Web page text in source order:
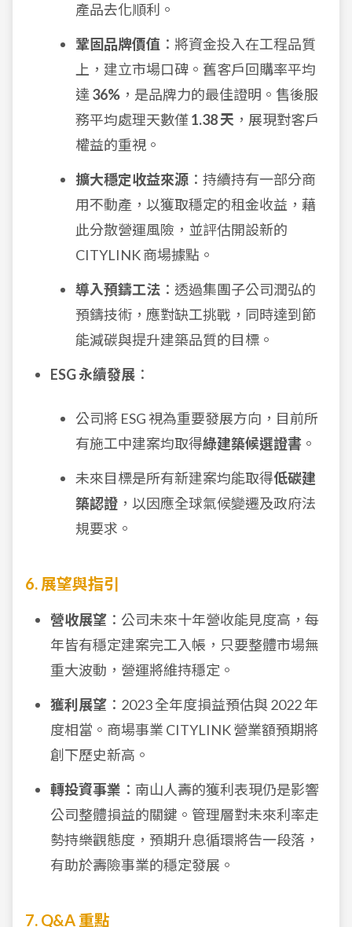
產品去化順利。
鞏固品牌價值 ：將資金投入在工程品質
上，建立市場口碑。舊客戶回購率平均
達 36% ，是品牌力的最佳證明。售後服
務平均處理天數僅1.38 天 ，展現對客戶
權益的重視。
擴大穩定收益來源 ：持續持有一部分商
用不動產，以獲取穩定的租金收益，藉
此分散營運風險，並評估開設新的
CITYLINK 商場據點。
導入預鑄工法 ：透過集團子公司潤弘的
預鑄技術，應對缺工挑戰，同時達到節
能減碳與提升建築品質的目標。
ESG 永續發展 ：
公司將 ESG 視為重要發展方向，目前所
有施工中建案均取得綠建築候選證書 。
未來目標是所有新建案均能取得低碳建
築認證 ，以因應全球氣候變遷及政府法
規要求。
6. 展望與指引
營收展望 ：公司未來十年營收能見度高，每
年皆有穩定建案完工入帳，只要整體市場無
重大波動，營運將維持穩定。
獲利展望 ：2023 全年度損益預估與 2022 年
度相當。商場事業 CITYLINK 營業額預期將
創下歷史新高。
轉投資事業 ：南山人壽的獲利表現仍是影響
公司整體損益的關鍵。管理層對未來利率走
勢持樂觀態度，預期升息循環將告一段落，
有助於壽險事業的穩定發展。
7. Q&A 重點